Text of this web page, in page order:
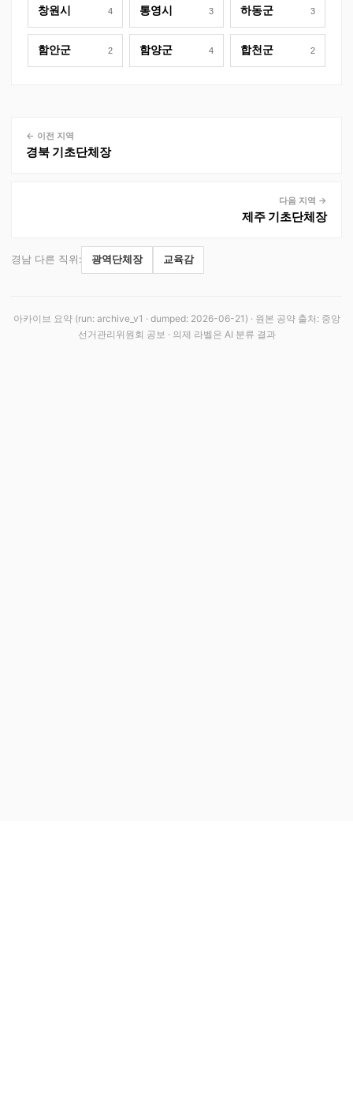
창원시 4 통영시 3 하동군 3
함안군 2 함양군 4 합천군 2
← 이전 지역
경북 기초단체장
다음 지역 →
제주 기초단체장
경남 다른 직위: 광역단체장 교육감
아카이브 요약 (run: archive_v1 · dumped: 2026-06-21 ) · 원본 공약 출처: 중앙
선거관리위원회 공보 · 의제 라벨은 AI 분류 결과